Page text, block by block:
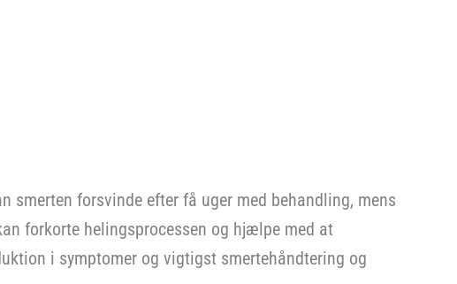
forsvinde efter få uger med behandling, mens
forkorte helingsprocessen og hjælpe med at
i symptomer og vigtigst smertehåndtering og